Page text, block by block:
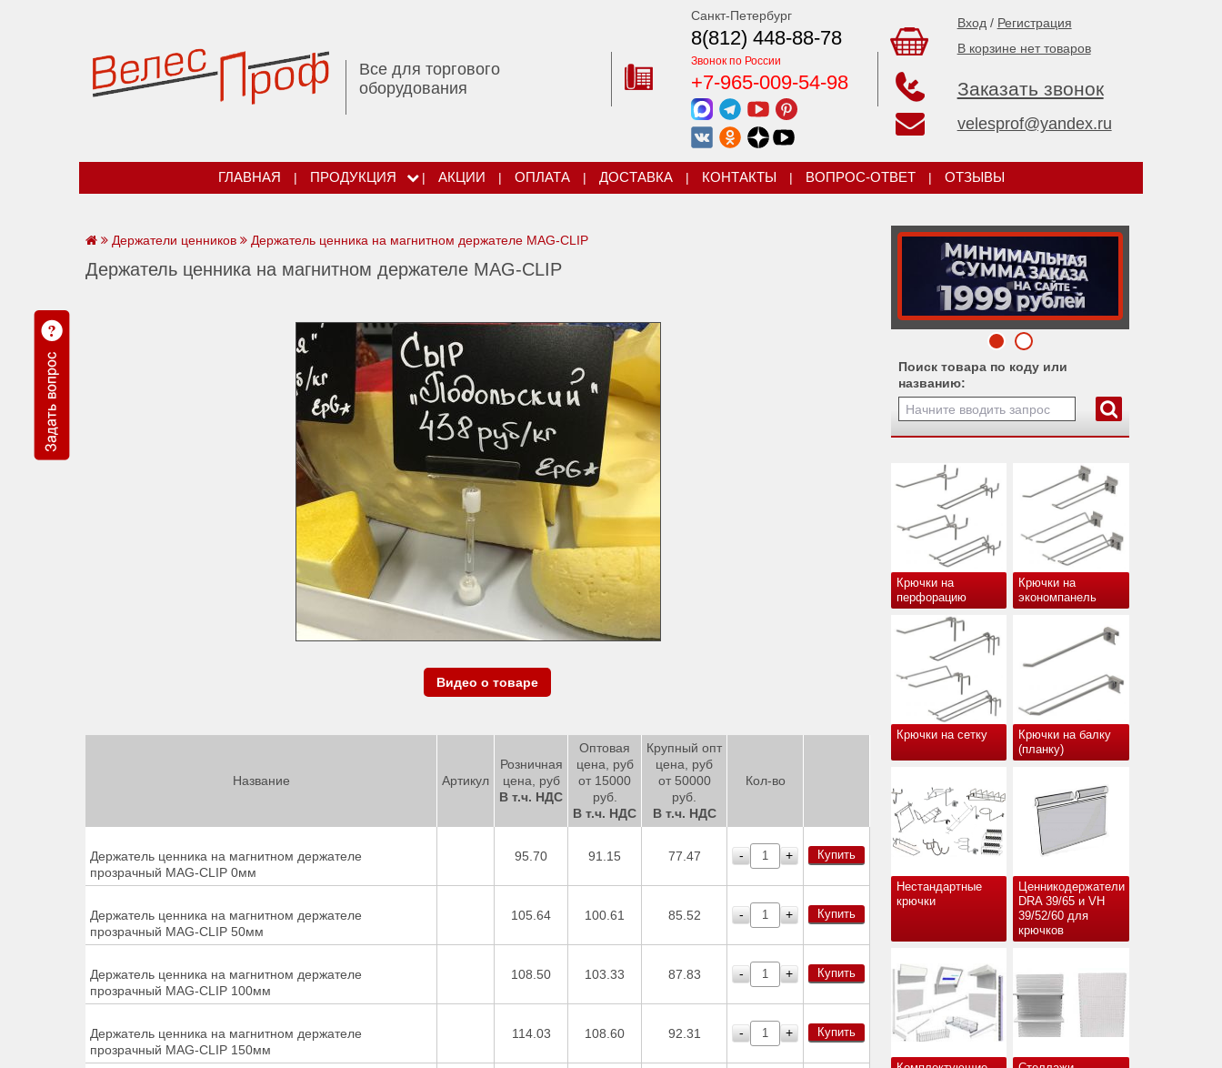
Все для торгового
оборудования
Санкт-Петербург
8(812) 448-88-78
Звонок по России
+7-965-009-54-98
Вход / Регистрация
В корзине нет товаров
Заказать звонок
velesprof@yandex.ru
ГЛАВНАЯ | ПРОДУКЦИЯ | АКЦИИ | ОПЛАТА | ДОСТАВКА | КОНТАКТЫ | ВОПРОС-ОТВЕТ | ОТЗЫВЫ
Поиск товара по коду или
названию:
Крючки на
перфорацию
Крючки на
экономпанель
Крючки на сетку
Крючки на балку
(планку)
Нестандартные
крючки
Ценникодержатели
DRA 39/65 и VH
39/52/60 для
крючков
Держатели ценников Держатель ценника на магнитном держателе MAG-CLIP
Держатель ценника на магнитном держателе MAG-CLIP
Видео о товаре
Название Артикул
Розничная
цена, руб
В т.ч. НДС
Оптовая
цена, руб
от 15000
руб.
В т.ч. НДС
Крупный опт
цена, руб
от 50000
руб.
В т.ч. НДС
Кол-во
Держатель ценника на магнитном держателе
прозрачный MAG-CLIP 0мм
95.70 91.15 77.47 - + Купить
Держатель ценника на магнитном держателе
прозрачный MAG-CLIP 50мм
105.64 100.61 85.52 - + Купить
Держатель ценника на магнитном держателе
прозрачный MAG-CLIP 100мм
108.50 103.33 87.83 - + Купить
Держатель ценника на магнитном держателе
прозрачный MAG-CLIP 150мм
114.03 108.60 92.31 - + Купить